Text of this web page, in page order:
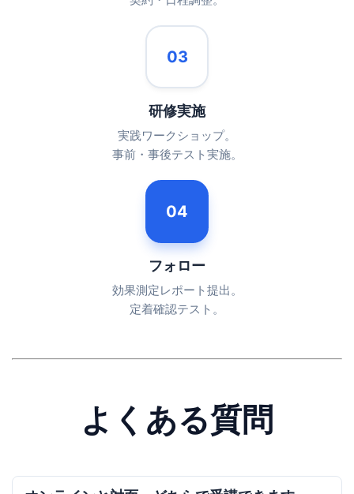
03
研修実施
実践ワークショップ。
事前・事後テスト実施。
04
フォロー
効果測定レポート提出。
定着確認テスト。
よくある質問